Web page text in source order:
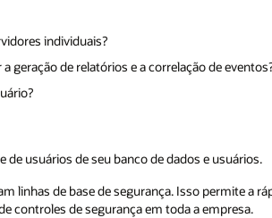
individuais?
geração de relatórios e a correlação de
de usuários de seu banco de dados e usuários.
linhas de base de segurança. Isso permite a
controles de segurança em toda a empresa.